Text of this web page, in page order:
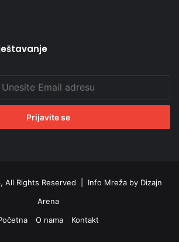
All Rights Reserved | Info Mreža by Dizajn
Arena
O nama Kontakt